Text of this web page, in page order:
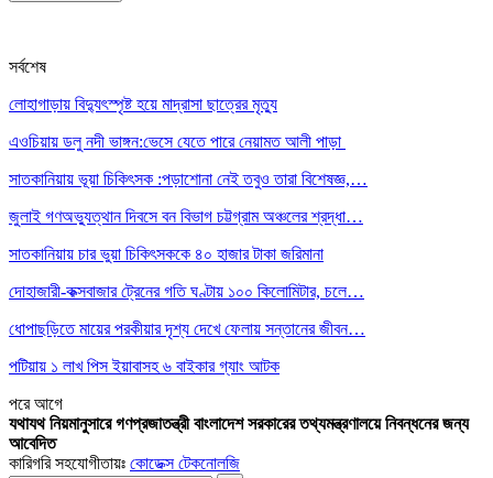
সর্বশেষ
লোহাগাড়ায় বিদ্যুৎস্পৃষ্ট হয়ে মাদ্রাসা ছাত্রের মৃত্যু
এওচিয়ায় ডলু নদী ভাঙ্গন:ভেসে যেতে পারে নেয়ামত আলী পাড়া
সাতকানিয়ায় ভূয়া চিকিৎসক :পড়াশোনা নেই তবুও তারা বিশেষজ্ঞ,…
জুলাই গণঅভ্যুত্থান দিবসে বন বিভাগ চট্টগ্রাম অঞ্চলের শ্রদ্ধা…
সাতকানিয়ায় চার ভুয়া চিকিৎসককে ৪০ হাজার টাকা জরিমানা
দোহাজারী-কক্সবাজার ট্রেনের গতি ঘণ্টায় ১০০ কিলোমিটার, চলে…
ধোপাছড়িতে মায়ের পরকীয়ার দৃশ্য দেখে ফেলায় সন্তানের জীবন…
পটিয়ায় ১ লাখ পিস ইয়াবাসহ ৬ বাইকার গ্যাং আটক
পরেআগে
যথাযথ নিয়মানুসারে গণপ্রজাতন্ত্রী বাংলাদেশ সরকারের তথ্যমন্ত্রণালয়ে নিবন্ধনের জন্য
আবেদিত
কারিগরি সহযোগীতায়ঃ কোডেক্স টেকনোলজি